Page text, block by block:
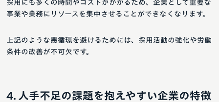
採用にも多くの時間やコストがかかるため、企業として重要な
事業や業務にリソースを集中させることができなくなります。
上記のような悪循環を避けるためには、採用活動の強化や労働
条件の改善が不可欠です。
人手不足の課題を抱えやすい企業の特徴